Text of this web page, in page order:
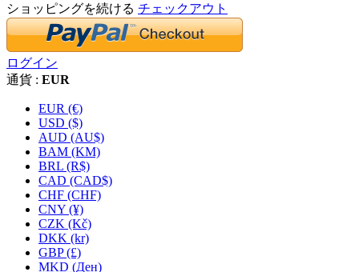
ショッピングを続ける チェックアウト
ログイン
通貨 : EUR
EUR (€)
USD ($)
AUD (AU$)
BAM (KM)
BRL (R$)
CAD (CAD$)
CHF (CHF)
CNY (¥)
CZK (Kč)
DKK (kr)
GBP (£)
MKD (Ден)